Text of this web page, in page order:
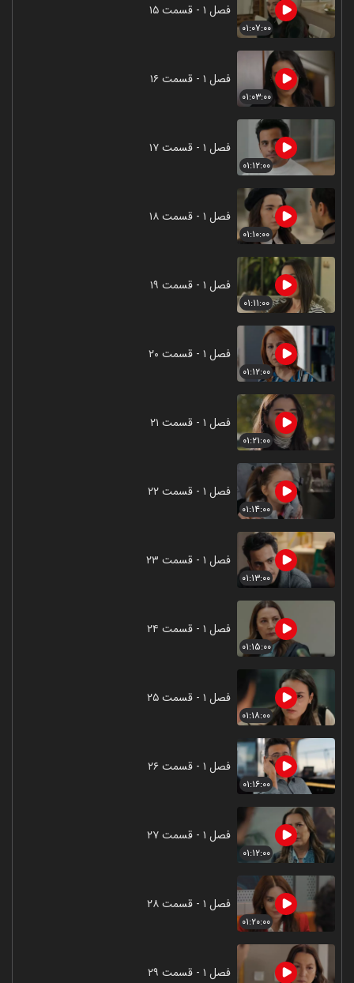
۰۱:۰۷:۰۰
فصل ۱ - قسمت ۱۵
۰۱:۰۳:۰۰
فصل ۱ - قسمت ۱۶
۰۱:۱۲:۰۰
فصل ۱ - قسمت ۱۷
۰۱:۱۰:۰۰
فصل ۱ - قسمت ۱۸
۰۱:۱۱:۰۰
فصل ۱ - قسمت ۱۹
۰۱:۱۲:۰۰
فصل ۱ - قسمت ۲۰
۰۱:۲۱:۰۰
فصل ۱ - قسمت ۲۱
۰۱:۱۴:۰۰
فصل ۱ - قسمت ۲۲
۰۱:۱۳:۰۰
فصل ۱ - قسمت ۲۳
۰۱:۱۵:۰۰
فصل ۱ - قسمت ۲۴
۰۱:۱۸:۰۰
فصل ۱ - قسمت ۲۵
۰۱:۱۶:۰۰
فصل ۱ - قسمت ۲۶
۰۱:۱۲:۰۰
فصل ۱ - قسمت ۲۷
۰۱:۲۰:۰۰
فصل ۱ - قسمت ۲۸
فصل ۱ - قسمت ۲۹